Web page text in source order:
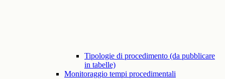
Tipologie di procedimento (da pubblicare
in tabelle)
Monitoraggio tempi procedimentali